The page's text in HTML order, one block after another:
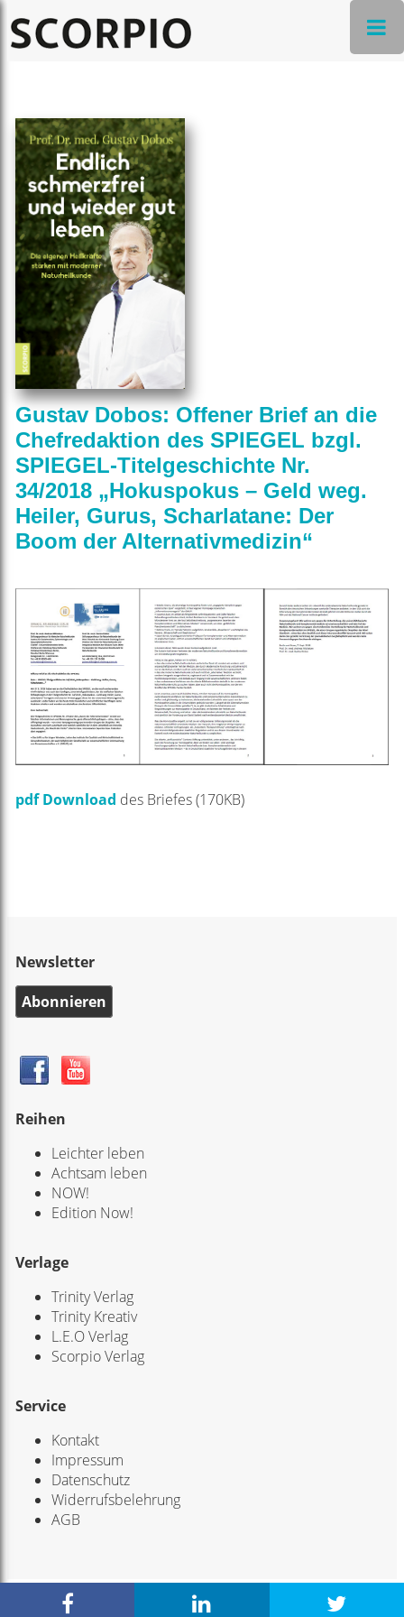
Gustav Dobos: Offener Brief an die
Chefredaktion des SPIEGEL bzgl.
SPIEGEL-Titelgeschichte Nr.
34/2018 „Hokuspokus – Geld weg.
Heiler, Gurus, Scharlatane: Der
Boom der Alternativmedizin“
pdf Download des Briefes (170KB)
Newsletter
Abonnieren
Reihen
Leichter leben
Achtsam leben
NOW!
Edition Now!
Verlage
Trinity Verlag
Trinity Kreativ
L.E.O Verlag
Scorpio Verlag
Service
Kontakt
Impressum
Datenschutz
Widerrufsbelehrung
AGB